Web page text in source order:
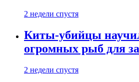
2 недели спустя
Киты-убийцы
огромных рыб для
2 недели спустя